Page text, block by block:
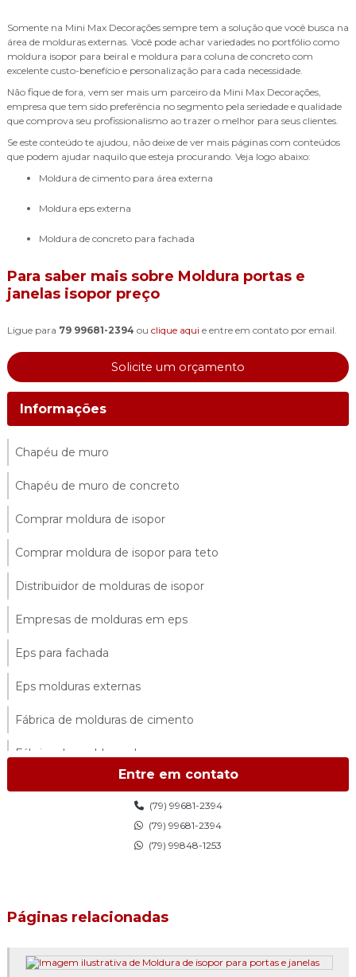
Somente na Mini Max Decorações sempre tem a solução que você busca na
área de molduras externas. Você pode achar variedades no portfólio como
moldura isopor para beiral e moldura para coluna de concreto com
excelente custo-benefício e personalização para cada necessidade.
Não fique de fora, vem ser mais um parceiro da Mini Max Decorações,
empresa que tem sido preferência no segmento pela seriedade e qualidade
que comprova seu profissionalismo ao trazer o melhor para seus clientes.
Se este conteúdo te ajudou, não deixe de ver mais páginas com conteúdos
que podem ajudar naquilo que esteja procurando. Veja logo abaixo:
moldura de cimento para área externa
moldura eps externa
moldura de concreto para fachada
Para saber mais sobre Moldura portas e
janelas isopor preço
Ligue para 79 99681-2394 ou clique aqui e entre em contato por email.
Solicite um orçamento
Informações
Chapéu de muro
Chapéu de muro de concreto
Comprar moldura de isopor
Comprar moldura de isopor para teto
Distribuidor de molduras de isopor
Empresas de molduras em eps
Eps para fachada
Eps molduras externas
Fábrica de molduras de cimento
Fábrica de molduras de eps
Fábrica de molduras de isopor
Fábrica de molduras de isopor sp
Fachada com eps
Fachada em eps
Entre em contato
(79) 99681-2394
(79) 99681-2394
(79) 99848-1253
Páginas relacionadas